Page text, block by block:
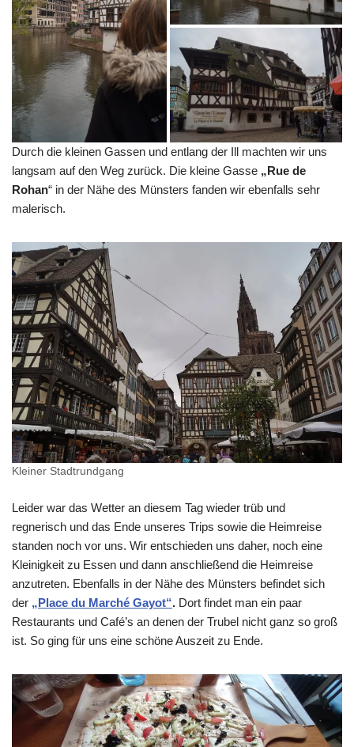
Durch die kleinen Gassen und entlang der Ill machten wir uns
langsam auf den Weg zurück. Die kleine Gasse „Rue de
Rohan“ in der Nähe des Münsters fanden wir ebenfalls sehr
malerisch.
Kleiner Stadtrundgang
Leider war das Wetter an diesem Tag wieder trüb und
regnerisch und das Ende unseres Trips sowie die Heimreise
standen noch vor uns. Wir entschieden uns daher, noch eine
Kleinigkeit zu Essen und dann anschließend die Heimreise
anzutreten. Ebenfalls in der Nähe des Münsters befindet sich
der „Place du Marché Gayot“. Dort findet man ein paar
Restaurants und Café’s an denen der Trubel nicht ganz so groß
ist. So ging für uns eine schöne Auszeit zu Ende.